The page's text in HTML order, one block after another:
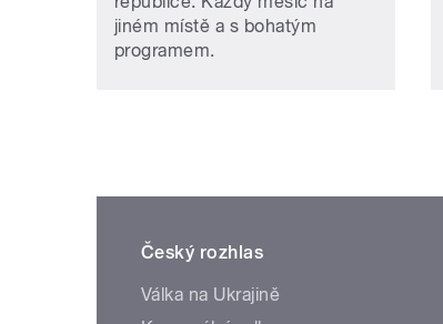
jiném místě a s bohatým
programem.
Český rozhlas
Válka na Ukrajině